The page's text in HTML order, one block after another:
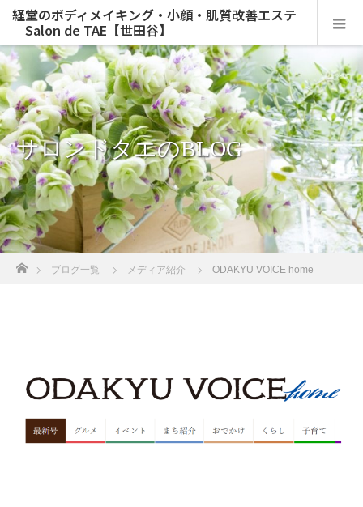
経堂のボディメイキング・小顔・肌質改善エステ
｜Salon de TAE【世田谷】
サロンドタエのBLOG
ブログ一覧 メディア紹介 ODAKYU VOICE home